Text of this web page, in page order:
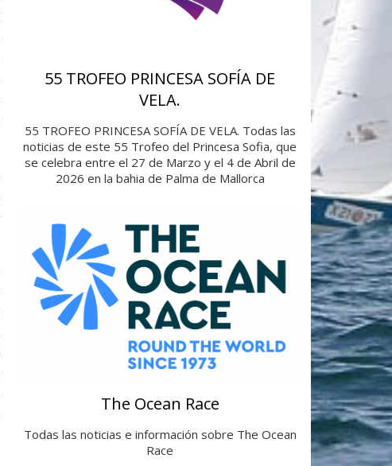
55 TROFEO PRINCESA SOFÍA DE
VELA.
55 TROFEO PRINCESA SOFÍA DE VELA. Todas las
noticias de este 55 Trofeo del Princesa Sofia, que
se celebra entre el 27 de Marzo y el 4 de Abril de
2026 en la bahia de Palma de Mallorca
The Ocean Race
Todas las noticias e información sobre The Ocean
Race